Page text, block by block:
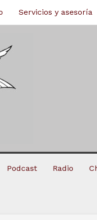
Servicios y asesoría
Podcast Radio